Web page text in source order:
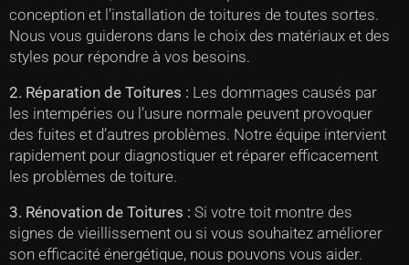
conception et l’installation de toitures de toutes sortes.
Nous vous guiderons dans le choix des matériaux et des
styles pour répondre à vos besoins.
2. Réparation de Toitures : Les dommages causés par
les intempéries ou l’usure normale peuvent provoquer
des fuites et d’autres problèmes. Notre équipe intervient
rapidement pour diagnostiquer et réparer efficacement
les problèmes de toiture.
3. Rénovation de Toitures : Si votre toit montre des
signes de vieillissement ou si vous souhaitez améliorer
son efficacité énergétique, nous pouvons vous aider.